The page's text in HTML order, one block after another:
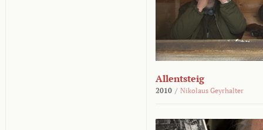
Allentsteig
2010 / Nikolaus Geyrhalter